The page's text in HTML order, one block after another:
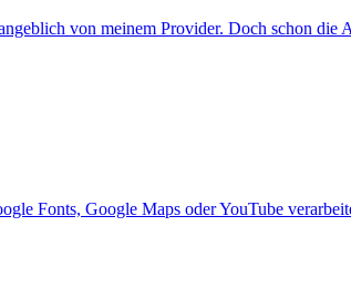
von meinem Provider. Doch schon die
Fonts, Google Maps oder YouTube